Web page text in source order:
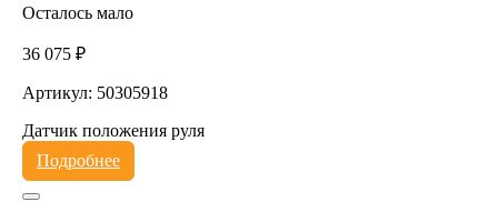
Осталось мало
36 075 ₽
Артикул: 50305918
Датчик положения руля
Подробнее